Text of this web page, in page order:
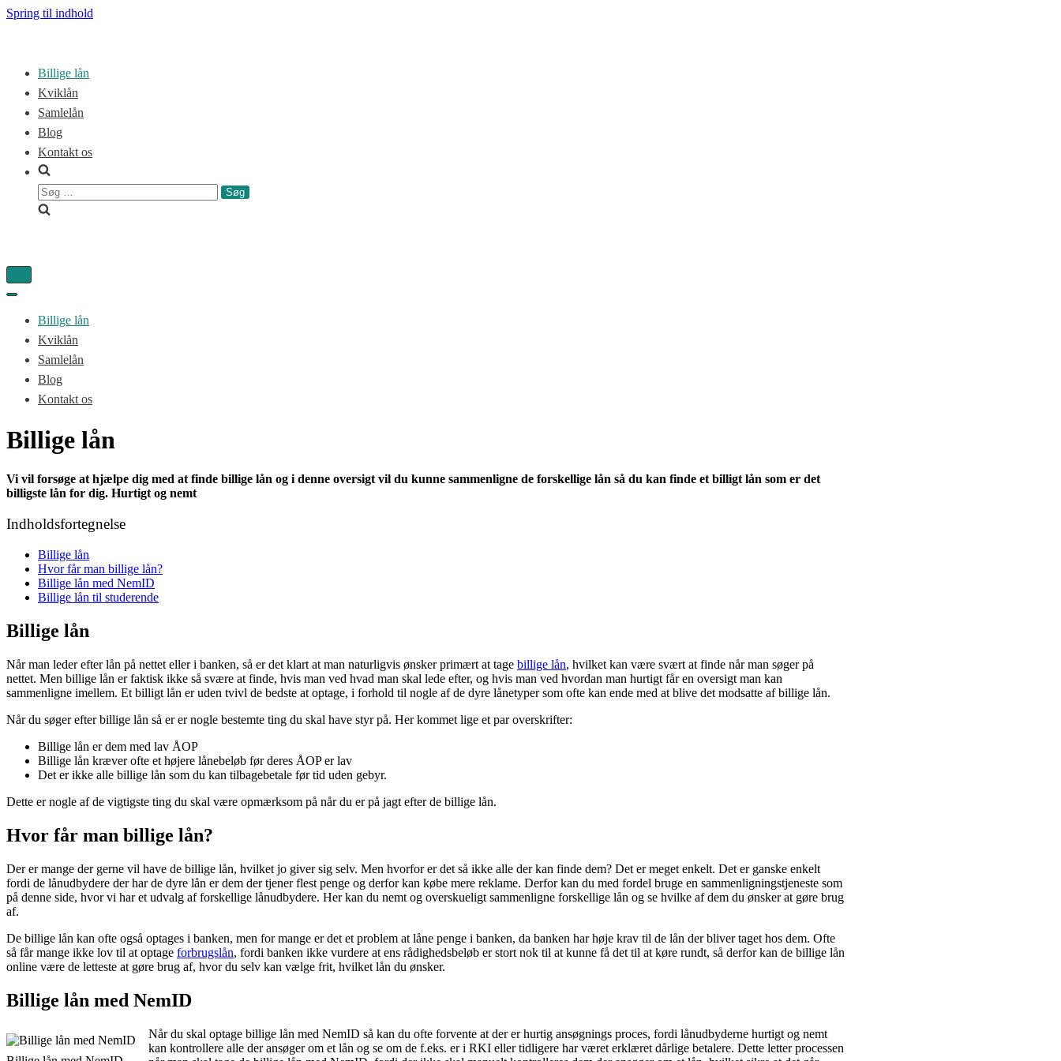
Spring til indhold
Billige lån
Kviklån
Samlelån
Blog
Kontakt os
Søg
efter:
Tænd/sluk
Tænd/sluk
navigationBillige lån
Kviklån
Samlelån
Blog
Kontakt os
Billige lån
Vi vil forsøge at hjælpe dig med at finde billige lån og i denne oversigt vil du kunne sammenligne de forskellige lån så du kan finde et billigt lån som er det
billigste lån for dig. Hurtigt og nemt
Indholdsfortegnelse
Billige lån
Hvor får man billige lån?
Billige lån med NemID
Billige lån til studerende
Billige lån
Når man leder efter lån på nettet eller i banken, så er det klart at man naturligvis ønsker primært at tage billige lån, hvilket kan være svært at finde når man søger på
nettet. Men billige lån er faktisk ikke så svære at finde, hvis man ved hvad man skal lede efter, og hvis man ved hvordan man hurtigt får en oversigt man kan
sammenligne imellem. Et billigt lån er uden tvivl de bedste at optage, i forhold til nogle af de dyre lånetyper som ofte kan ende med at blive det modsatte af billige lån.
Når du søger efter billige lån så er er nogle bestemte ting du skal have styr på. Her kommet lige et par overskrifter:
Billige lån er dem med lav ÅOP
Billige lån kræver ofte et højere lånebeløb før deres ÅOP er lav
Det er ikke alle billige lån som du kan tilbagebetale før tid uden gebyr.
Dette er nogle af de vigtigste ting du skal være opmærksom på når du er på jagt efter de billige lån.
Hvor får man billige lån?
Der er mange der gerne vil have de billige lån, hvilket jo giver sig selv. Men hvorfor er det så ikke alle der kan finde dem? Det er meget enkelt. Det er ganske enkelt
fordi de lånudbydere der har de dyre lån er dem der tjener flest penge og derfor kan købe mere reklame. Derfor kan du med fordel bruge en sammenligningstjeneste som
på denne side, hvor vi har et udvalg af forskellige lånudbydere. Her kan du nemt og overskueligt sammenligne forskellige lån og se hvilke af dem du ønsker at gøre brug
af.
De billige lån kan ofte også optages i banken, men for mange er det et problem at låne penge i banken, da banken har høje krav til de lån der bliver taget hos dem. Ofte
så får mange ikke lov til at optage forbrugslån, fordi banken ikke vurdere at ens rådighedsbeløb er stort nok til at kunne få det til at køre rundt, så derfor kan de billige lån
online være de letteste at gøre brug af, hvor du selv kan vælge frit, hvilket lån du ønsker.
Billige lån med NemID
Når du skal optage billige lån med NemID så kan du ofte forvente at der er hurtig ansøgnings proces, fordi lånudbyderne hurtigt og nemt
kan kontrollere alle der ansøger om et lån og se om de f.eks. er i RKI eller tidligere har været erklæret dårlige betalere. Dette letter processen